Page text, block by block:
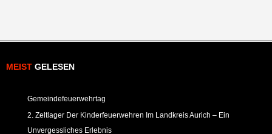
MEIST GELESEN
Gemeindefeuerwehrtag
2. Zeltlager Der Kinderfeuerwehren Im Landkreis Aurich – Ein
Unvergessliches Erlebnis